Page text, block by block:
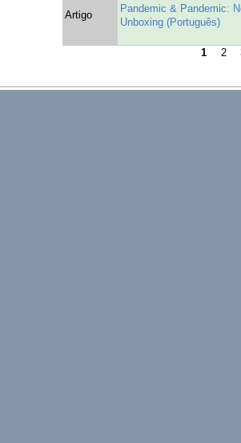
Artigo
Pandemic & Pandemic:
Unboxing (Português)
1 2